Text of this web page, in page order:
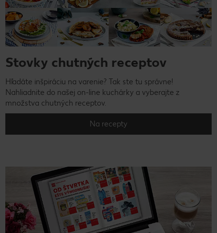
Stovky chutných receptov
Hľadáte inšpiráciu na varenie? Tak ste tu správne!
Nahliadnite do našej on-line kuchárky a vyberajte z
množstva chutných receptov.
Na recepty